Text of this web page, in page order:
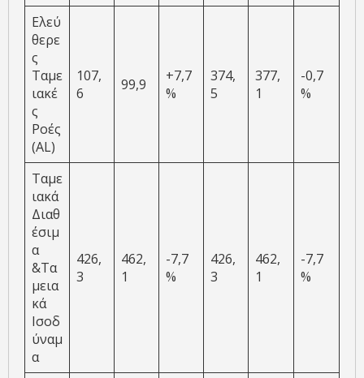
Ελεύ
θερε
ς
Ταμε
ιακέ
ς
Ροές
(AL)
107,
6
99,9
+7,7
%
374,
5
377,
1
-0,7
%
Ταμε
ιακά
Διαθ
έσιμ
α
&Τα
μεια
κά
Ισοδ
ύναμ
α
426,
3
462,
1
-7,7
%
426,
3
462,
1
-7,7
%